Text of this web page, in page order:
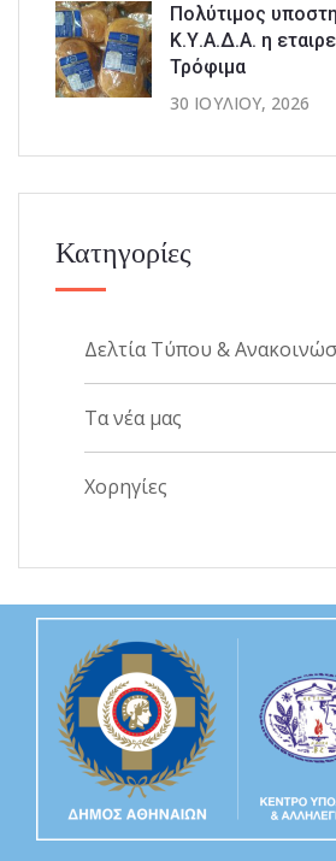
Πολύτιμος
Κ.Υ.Α.Δ.Α. η
Τρόφιμα
30 ΙΟΥΛΊΟΥ, 2026
Κατηγορίες
Δελτία Τύπου &
Τα νέα μας
Χορηγίες